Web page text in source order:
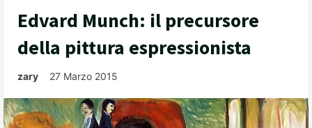
Edvard Munch: il precursore
della pittura espressionista
zary 27 Marzo 2015